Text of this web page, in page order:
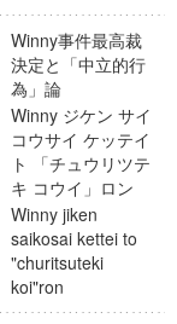
Winny事件最高裁
決定と「中立的行
為」論
Winny ジケン サイ
コウサイ ケッテイ
ト 「チュウリツテ
キ コウイ」ロン
Winny jiken
saikosai kettei to
"churitsuteki
koi"ron